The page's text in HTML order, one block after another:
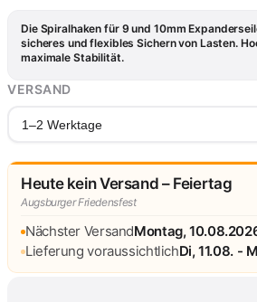
Die Spiralhaken für 9 und 10mm
sicheres und flexibles Sichern von Lasten.
maximale Stabilität.
VERSAND
1–2 Werktage
Heute kein Versand – Feiertag
Augsburger Friedensfest
Nächster VersandMontag,
Lieferung voraussichtlichDi, 11.08. -